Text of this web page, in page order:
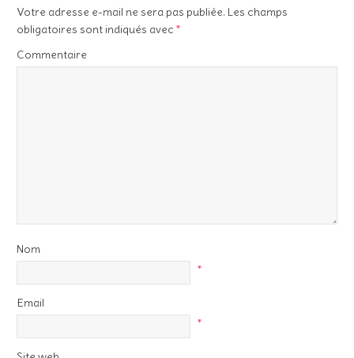
Votre adresse e-mail ne sera pas publiée. Les champs
obligatoires sont indiqués avec *
Commentaire
Nom
*
Email
*